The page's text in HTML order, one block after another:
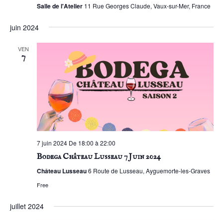
Salle de l'Atelier 11 Rue Georges Claude, Vaux-sur-Mer, France
juin 2024
VEN
7
7 juin 2024 De 18:00 à 22:00
Bodega Château Lusseau 7 Juin 2024
Château Lusseau6 Route de Lusseau, Ayguemorte-les-Graves
Free
juillet 2024